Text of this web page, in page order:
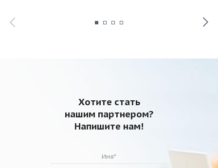
конструкционным материалам клапана, с
примесей не более 100 мг\м3, не содержащие
Хотите стать
нашим партнером?
Напишите нам!